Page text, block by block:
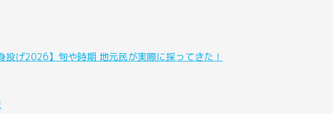
投げ2026】旬や時期 地元民が実際に採ってきた！